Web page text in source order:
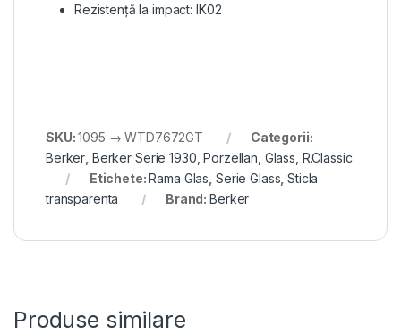
Rezistență la impact: IK02
SKU:1095 → WTD7672GT
Categorii:
Berker Berker Serie 1930, Porzellan, Glass, R.Classic
Etichete:Rama Glas Serie Glass ,Sticla
transparenta
Brand:Berker
Produse similare